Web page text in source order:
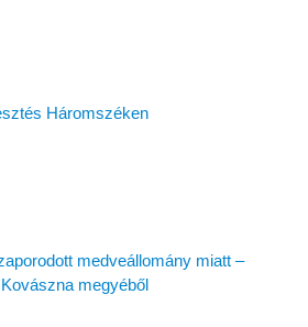
Háromszéken
medveállomány miatt –
megyéből